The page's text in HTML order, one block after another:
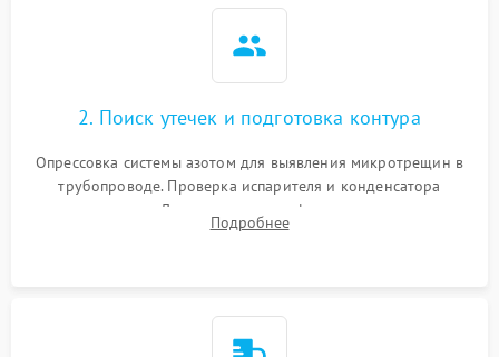
2. Поиск утечек и подготовка контура
Опрессовка системы азотом для выявления микротрещин в
трубопроводе. Проверка испарителя и конденсатора
течеискателем. Демонтаж старого фильтра-осушителя и
продувка капиллярной трубки для устранения засоров.
Подробнее